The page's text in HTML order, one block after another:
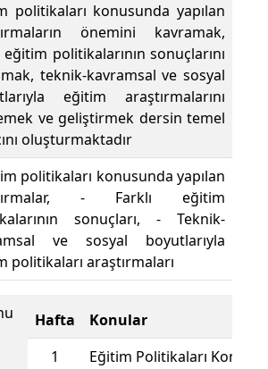
politikaları konusunda yapılan
önemini kavramak,
eğitim politikalarının sonuçlarını
teknik-kavramsal ve sosyal
eğitim araştırmalarını
ve geliştirmek dersin temel
oluşturmaktadır
politikaları konusunda yapılan
- Farklı eğitim
sonuçları, - Teknik-
ve sosyal boyutlarıyla
politikaları araştırmaları
Hafta
Konular
1
Eğitim Politikaları Konuları